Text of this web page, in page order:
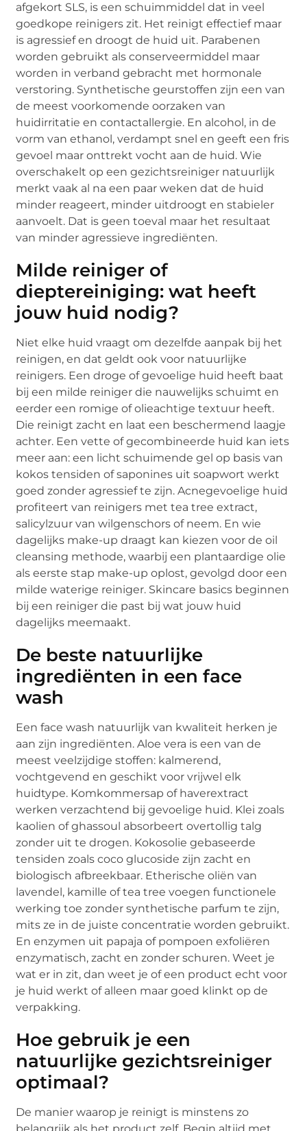
afgekort SLS, is een schuimmiddel dat in veel
goedkope reinigers zit. Het reinigt effectief maar
is agressief en droogt de huid uit. Parabenen
worden gebruikt als conserveermiddel maar
worden in verband gebracht met hormonale
verstoring. Synthetische geurstoffen zijn een van
de meest voorkomende oorzaken van
huidirritatie en contactallergie. En alcohol, in de
vorm van ethanol, verdampt snel en geeft een fris
gevoel maar onttrekt vocht aan de huid. Wie
overschakelt op een gezichtsreiniger natuurlijk
merkt vaak al na een paar weken dat de huid
minder reageert, minder uitdroogt en stabieler
aanvoelt. Dat is geen toeval maar het resultaat
van minder agressieve ingrediënten.
Milde reiniger of
dieptereiniging: wat heeft
jouw huid nodig?
Niet elke huid vraagt om dezelfde aanpak bij het
reinigen, en dat geldt ook voor natuurlijke
reinigers. Een droge of gevoelige huid heeft baat
bij een milde reiniger die nauwelijks schuimt en
eerder een romige of olieachtige textuur heeft.
Die reinigt zacht en laat een beschermend laagje
achter. Een vette of gecombineerde huid kan iets
meer aan: een licht schuimende gel op basis van
kokos tensiden of saponines uit soapwort werkt
goed zonder agressief te zijn. Acnegevoelige huid
profiteert van reinigers met tea tree extract,
salicylzuur van wilgenschors of neem. En wie
dagelijks make-up draagt kan kiezen voor de oil
cleansing methode, waarbij een plantaardige olie
als eerste stap make-up oplost, gevolgd door een
milde waterige reiniger. Skincare basics beginnen
bij een reiniger die past bij wat jouw huid
dagelijks meemaakt.
De beste natuurlijke
ingrediënten in een face
wash
Een face wash natuurlijk van kwaliteit herken je
aan zijn ingrediënten. Aloe vera is een van de
meest veelzijdige stoffen: kalmerend,
vochtgevend en geschikt voor vrijwel elk
huidtype. Komkommersap of haverextract
werken verzachtend bij gevoelige huid. Klei zoals
kaolien of ghassoul absorbeert overtollig talg
zonder uit te drogen. Kokosolie gebaseerde
tensiden zoals coco glucoside zijn zacht en
biologisch afbreekbaar. Etherische oliën van
lavendel, kamille of tea tree voegen functionele
werking toe zonder synthetische parfum te zijn,
mits ze in de juiste concentratie worden gebruikt.
En enzymen uit papaja of pompoen exfoliëren
enzymatisch, zacht en zonder schuren. Weet je
wat er in zit, dan weet je of een product echt voor
je huid werkt of alleen maar goed klinkt op de
verpakking.
Hoe gebruik je een
natuurlijke gezichtsreiniger
optimaal?
De manier waarop je reinigt is minstens zo